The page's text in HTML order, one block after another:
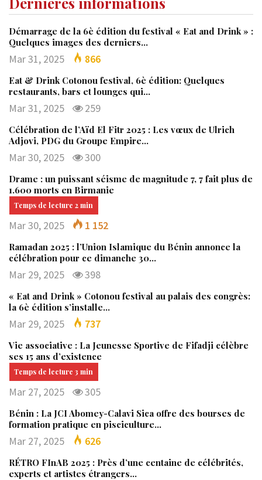
Démarrage de la 6è édition du festival « Eat and Drink » :
Quelques images des derniers…
Mar 31, 2025 866
Eat & Drink Cotonou festival, 6è édition: Quelques
restaurants, bars et lounges qui…
Mar 31, 2025 259
Célébration de l’Aïd El Fitr 2025 : Les vœux de Ulrich
Adjovi, PDG du Groupe Empire…
Mar 30, 2025 300
Drame : un puissant séisme de magnitude 7, 7 fait plus de
1.600 morts en Birmanie
Mar 30, 2025 1 152
Ramadan 2025 : l’Union Islamique du Bénin annonce la
célébration pour ce dimanche 30…
Mar 29, 2025 398
« Eat and Drink » Cotonou festival au palais des congrès:
la 6è édition s’installe…
Mar 29, 2025 737
Vie associative : La Jeunesse Sportive de Fifadji célèbre
ses 15 ans d’existence
Mar 27, 2025 305
Bénin : La JCI Abomey-Calavi Sica offre des bourses de
formation pratique en pisciculture…
Mar 27, 2025 626
RÉTRO FInAB 2025 : Près d’une centaine de célébrités,
experts et artistes étrangers…